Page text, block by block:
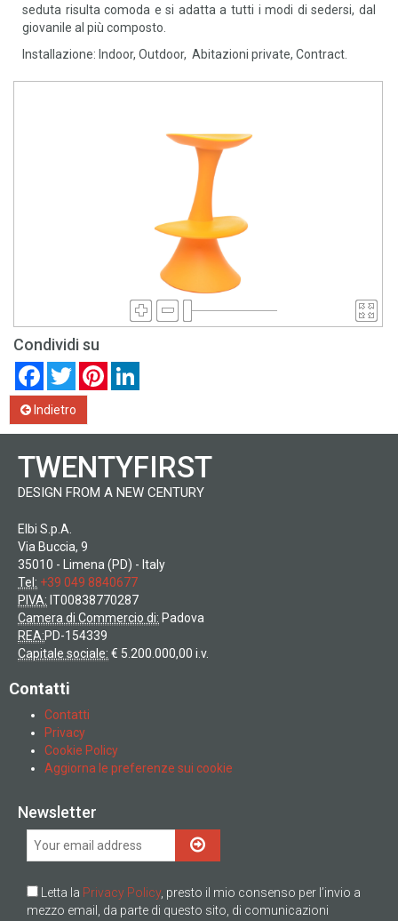
seduta risulta comoda e si adatta a tutti i modi di sedersi, dal
giovanile al più composto.
Installazione: Indoor, Outdoor, Abitazioni private, Contract.
Condividi su
FacebookTwitter Pinterest
Indietro
TWENTYFIRST
DESIGN FROM A NEW CENTURY
Elbi S.p.A.
Via Buccia, 9
35010 - Limena (PD) - Italy
Tel: +39 049 8840677
PIVA: IT00838770287
Camera di Commercio di: Padova
REA:PD-154339
Capitale sociale: € 5.200.000,00 i.v.
Contatti
Contatti
Privacy
Cookie Policy
Aggiorna le preferenze sui cookie
Newsletter
Letta la Privacy Policy, presto il mio consenso per l’invio a
mezzo email, da parte di questo sito, di comunicazioni